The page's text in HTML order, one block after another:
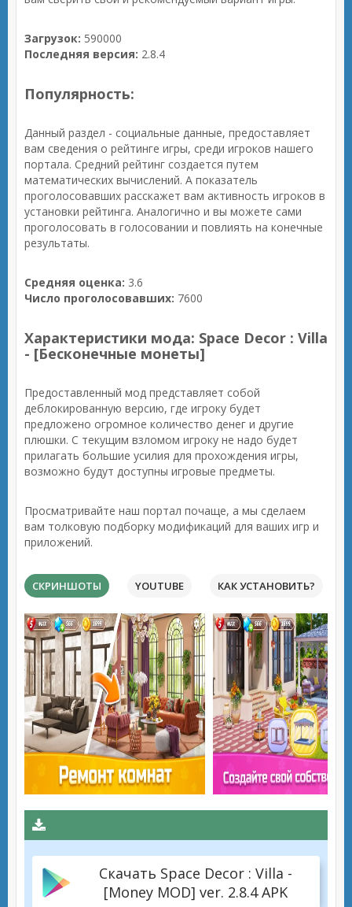
Загрузок: 590000
Последняя версия: 2.8.4
Популярность:
Данный раздел - социальные данные, предоставляет
вам сведения о рейтинге игры, среди игроков нашего
портала. Средний рейтинг создается путем
математических вычислений. А показатель
проголосовавших расскажет вам активность игроков в
установки рейтинга. Аналогично и вы можете сами
проголосовать в голосовании и повлиять на конечные
результаты.
Средняя оценка: 3.6
Число проголосовавших: 7600
Характеристики мода: Space Decor : Villa
- [Бесконечные монеты]
Предоставленный мод представляет собой
деблокированную версию, где игроку будет
предложено огромное количество денег и другие
плюшки. С текущим взломом игроку не надо будет
прилагать большие усилия для прохождения игры,
возможно будут доступны игровые предметы.
Просматривайте наш портал почаще, а мы сделаем
вам толковую подборку модификаций для ваших игр и
приложений.
СКРИНШОТЫ YOUTUBE КАК УСТАНОВИТЬ?
Скачать Space Decor : Villa -
[Money MOD] ver. 2.8.4 APK